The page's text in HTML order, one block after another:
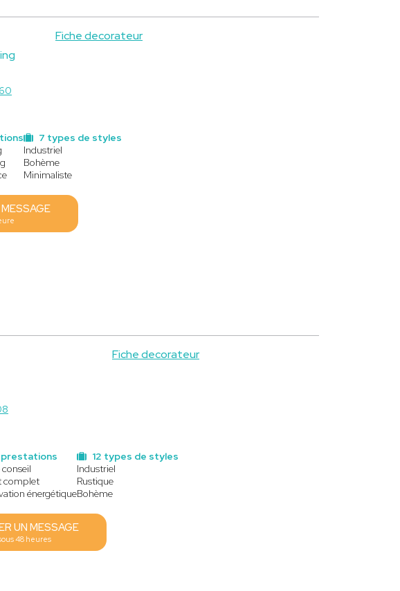
Fiche decorateur
7 types de styles
Industriel
Bohème
Minimaliste
Fiche decorateur
12 types de styles
Industriel
Rustique
Bohème
prestations
complet
énergétique
UN MESSAGE
48 heures